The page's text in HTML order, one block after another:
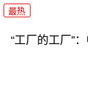
最热
“工厂的工厂”